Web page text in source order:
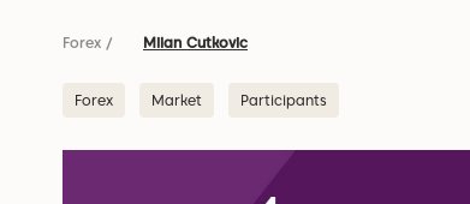
Forex / Milan Cutkovic
Forex Market Participants